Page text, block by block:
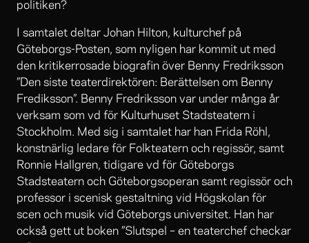
politiken?
I samtalet deltar Johan Hilton, kulturchef på
Göteborgs-Posten, som nyligen har kommit ut med
den kritikerrosade biografin över Benny Fredriksson
”Den siste teaterdirektören: Berättelsen om Benny
Frediksson”. Benny Fredriksson var under många år
verksam som vd för Kulturhuset Stadsteatern i
Stockholm. Med sig i samtalet har han Frida Röhl,
konstnärlig ledare för Folkteatern och regissör, samt
Ronnie Hallgren, tidigare vd för Göteborgs
Stadsteatern och Göteborgsoperan samt regissör och
professor i scenisk gestaltning vid Högskolan för
scen och musik vid Göteborgs universitet. Han har
också gett ut boken ”Slutspel – en teaterchef checkar